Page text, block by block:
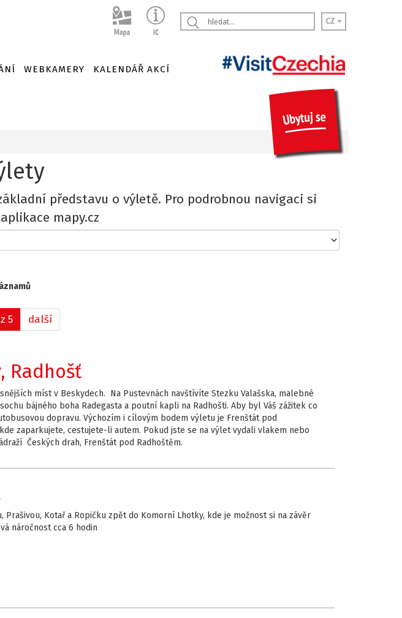
CZ
WEBKAMERY KALENDÁŘ AKCÍ
představu o výletě. Pro podrobnou navigaci si
mapy.cz
5 další
Radhošť
míst v Beskydech. Na Pustevnách navštívíte Stezku Valašska, malebné
bájného boha Radegasta a poutní kapli na Radhošti. Aby byl Váš zážitek co
dopravu. Výchozím i cílovým bodem výletu je Frenštát pod
zaparkujete, cestujete-li autem. Pokud jste se na výlet vydali vlakem nebo
Českých drah, Frenštát pod Radhoštěm.
Kotař a Ropičku zpět do Komorní Lhotky, kde je možnost si na závěr
náročnost cca 6 hodin